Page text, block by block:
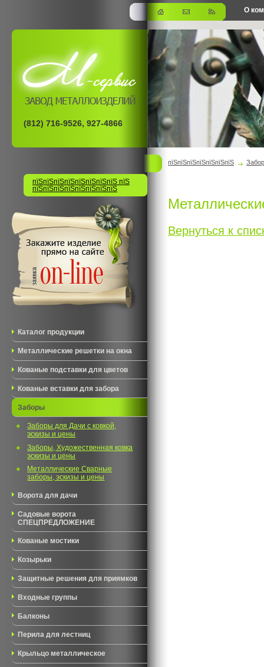
О
офис
(812) 716-9526, 927-4866
пїЅпїЅпїЅпїЅпїЅпїЅпїЅпїЅ пїЅ
пїЅпїЅпїЅпїЅпїЅпїЅпїЅпїЅ
Каталог продукции
Металлические решетки на окна
Кованые подставки для цветов
Кованые вставки для забора
Заборы
Заборы для Дачи с ковкой,
эскизы и цены
Заборы, Художественная ковка
эскизы и цены
Металлические Сварные
заборы, эскизы и цены
Ворота для дачи
Садовые ворота
СПЕЦПРЕДЛОЖЕНИЕ
Кованые мостики
Козырьки
Защитные решения для приямков
Входные группы
Балконы
Перила для лестниц
Крыльцо металлическое
пїЅпїЅпїЅпїЅпїЅпїЅпїЅ
Вернуться к